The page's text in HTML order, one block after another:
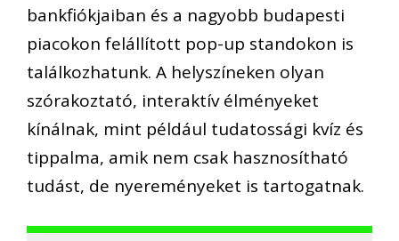
bankfiókjaiban és a nagyobb budapesti
piacokon felállított pop-up standokon is
találkozhatunk. A helyszíneken olyan
szórakoztató, interaktív élményeket
kínálnak, mint például tudatossági kvíz és
tippalma, amik nem csak hasznosítható
tudást, de nyereményeket is tartogatnak.